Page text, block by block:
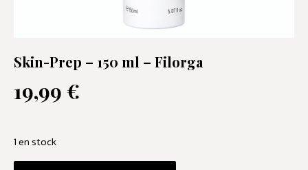
Skin-Prep – 150 ml – Filorga
19,99 €
1 en stock